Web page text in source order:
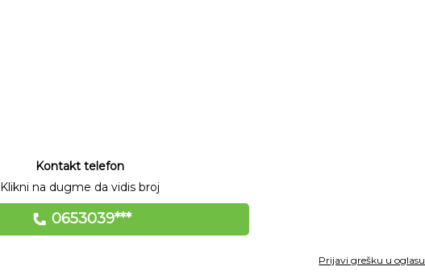
Kontakt telefon
Klikni na dugme da vidis broj
0653039***
Prijavi grešku u oglasu